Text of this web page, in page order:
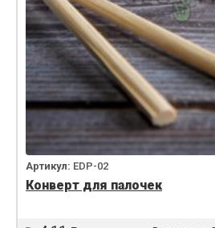
Артикул: EDP-02
Конверт для палочек